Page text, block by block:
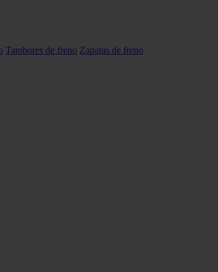
Tambores de freno Zapatas de freno